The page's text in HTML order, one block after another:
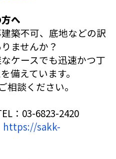
へ
築不可、底地などの訳
ませんか？
ケースでも迅速かつ丁
備えています。
相談ください。
：03-6823-2420
https://sakk-